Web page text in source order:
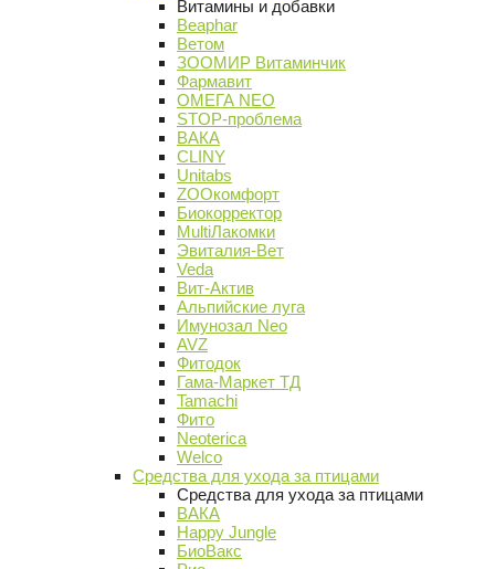
Витамины и добавки
Beaphar
Ветом
ЗООМИР Витаминчик
Фармавит
ОМЕГА NEO
STOP-проблема
ВАКА
CLINY
Unitabs
ZOOкомфорт
Биокорректор
MultiЛакомки
Эвиталия-Вет
Veda
Вит-Актив
Альпийские луга
Имунозал Neo
AVZ
Фитодок
Гама-Маркет ТД
Tamachi
Фито
Neoterica
Welco
Средства для ухода за птицами
Средства для ухода за птицами
ВАКА
Happy Jungle
БиоВакс